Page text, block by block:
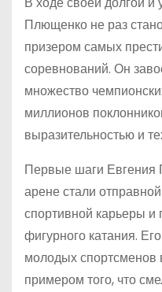
Плющенко не раз
призером самых
соревнований. Он
множество
миллионов
выразительностью и
Первые шаги
арене стали
спортивной карьеры и
фигурного катания.
молодых спортсменов
примером того, что